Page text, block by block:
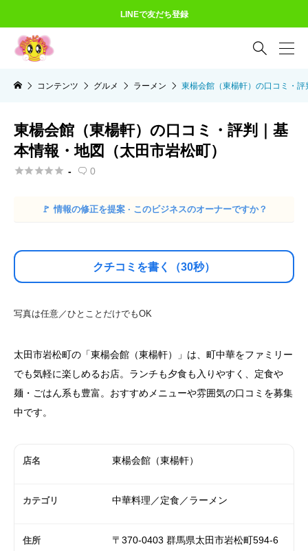
LINEで友だち登録

コンテンツ グルメ ラーメン 東楊会館（東楊軒）の口コミ・
東楊会館（東楊軒）の口コミ・評判｜基
本情報・地図（太田市岩松町）
 -  0
🚩 情報の修正を提案 · このビジネスのオーナーですか？
クチコミを書く（30秒）
写真は任意／ひとことだけでもOK
太田市岩松町の「東楊会館（東楊軒）」は、町中華をファミリー
でも気軽に楽しめるお店。ランチも夕食も入りやすく、定食や
麺・ごはん系も豊富。おすすめメニューや雰囲気の口コミを募集
中です。
店名 東楊会館（東楊軒）
カテゴリ 中華料理／定食／ラーメン
住所 〒370-0403 群馬県太田市岩松町594-6